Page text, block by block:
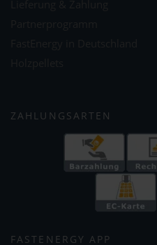
ZAHLUNGSARTEN
FASTENERGY APP